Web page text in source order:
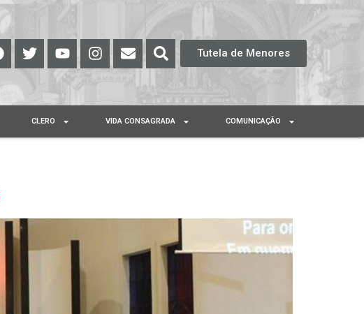
Tutela de Menores
CLERO VIDA CONSAGRADA COMUNICAÇÃO